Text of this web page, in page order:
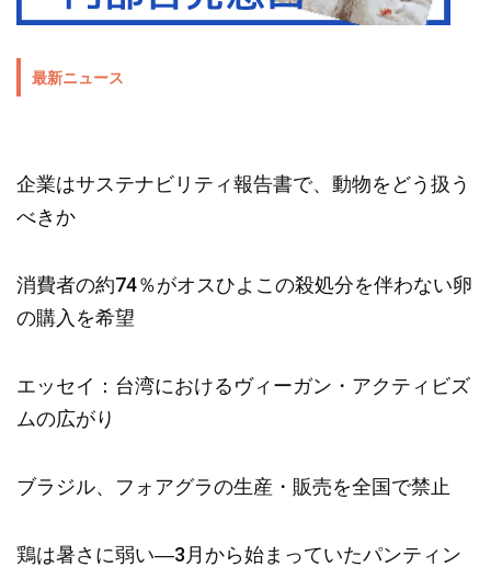
最新ニュース
企業はサステナビリティ報告書で、動物をどう扱う
べきか
消費者の約74％がオスひよこの殺処分を伴わない卵
の購入を希望
エッセイ：台湾におけるヴィーガン・アクティビズ
ムの広がり
ブラジル、フォアグラの生産・販売を全国で禁止
鶏は暑さに弱い―3月から始まっていたパンティン